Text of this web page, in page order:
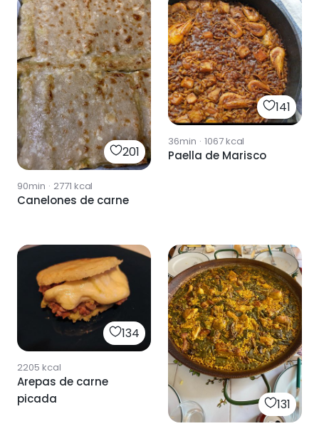
201
90min · 2771 kcal
Canelones de carne
141
36min · 1067kcal
Paella de Marisco
134
2205 kcal
Arepas de carne
picada
131